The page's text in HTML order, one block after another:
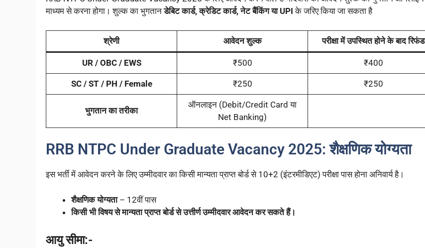
माध्यम से करना होगा। शुल्क का भुगतानडेबिट कार्ड, क्रेडिट कार्ड, नेट बैंकिंग या UPI के जरिए किया जा सकता है
श्रेणी आवेदन शुल्क परीक्षा में उपस्थित होने के बाद रिफंड
UR / OBC / EWS ₹500 ₹400
SC / ST / PH / Female ₹250 ₹250
भुगतान का तरीका
ऑनलाइन (Debit/Credit Card या
Net Banking)
RRB NTPC Under Graduate Vacancy 2025: शैक्षणिक योग्यता
इस भर्ती में आवेदन करने के लिए उम्मीदवार का किसी मान्यता प्राप्त बोर्ड से 10+2 (इंटरमीडिएट) परीक्षा पास होना अनिवार्य है।
शैक्षणिक योग्यता– 12वीं पास
किसी भी विषय से मान्यता प्राप्त बोर्ड से उत्तीर्ण उम्मीदवार आवेदन कर सकते हैं।
आयु सीमा:-